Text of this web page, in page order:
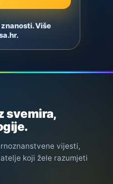
Više
svemira,
vijesti,
koji žele razumjeti